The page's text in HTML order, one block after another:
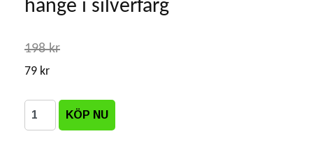
hänge i silverfärg
198 kr
79 kr